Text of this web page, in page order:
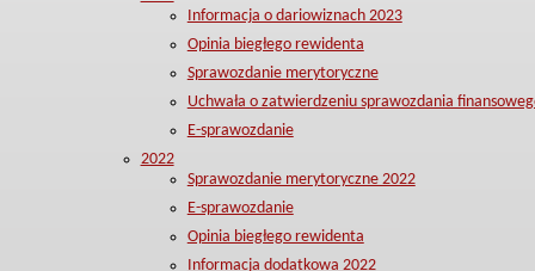
Informacja o dariowiznach 2023
Opinia biegłego rewidenta
Sprawozdanie merytoryczne
Uchwała o zatwierdzeniu sprawozdania
E-sprawozdanie
2022
Sprawozdanie merytoryczne 2022
E-sprawozdanie
Opinia biegłego rewidenta
Informacja dodatkowa 2022